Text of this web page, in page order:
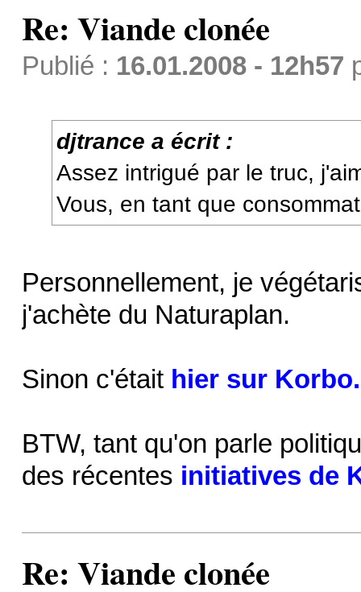
Re: Viande clonée
Publié : 16.01.2008 - 12h57
djtrance a écrit :
Assez intrigué par le truc,
Vous, en tant que
Personnellement, je
j'achète du Naturaplan.
Sinon c'était hier sur
BTW, tant qu'on parle
des récentes initiatives de
Re: Viande clonée